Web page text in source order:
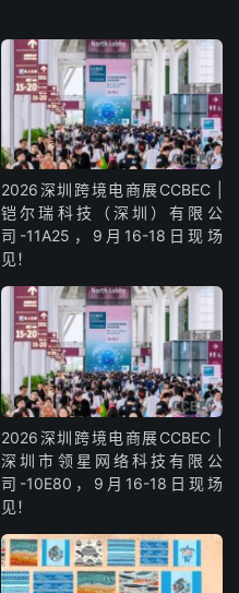
2026深圳跨境电商展CCBEC |
铠尔瑞科技（深圳）有限公
司-11A25，9月16-18日现场
见！
2026深圳跨境电商展CCBEC |
深圳市领星网络科技有限公
司-10E80，9月16-18日现场
见！